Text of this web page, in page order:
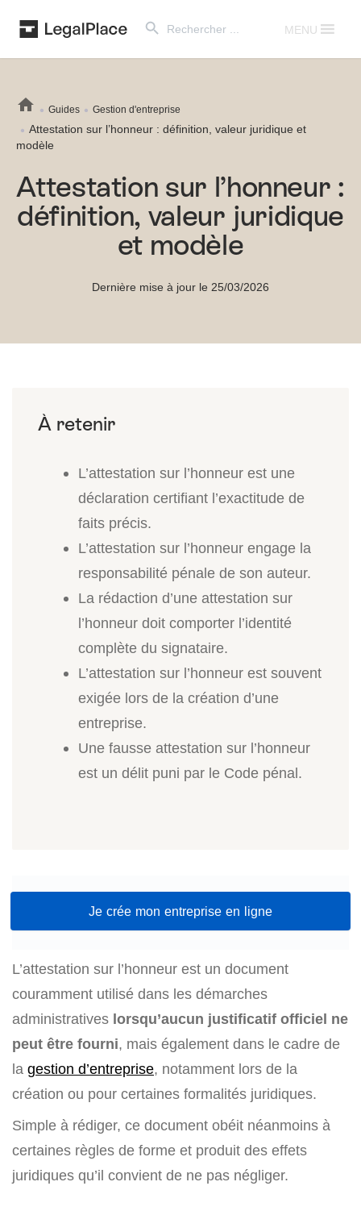
for:
MENU
Guides Gestion d'entreprise
Attestation sur l’honneur : définition, valeur juridique et
modèle
Attestation sur l’honneur :
définition, valeur juridique
et modèle
Dernière mise à jour le 25/03/2026
L’attestation sur l’honneur est une
déclaration certifiant l’exactitude de
faits précis.
L’attestation sur l’honneur engage la
responsabilité pénale de son auteur.
La rédaction d’une attestation sur
l’honneur doit comporter l’identité
complète du signataire.
L’attestation sur l’honneur est souvent
exigée lors de la création d’une
entreprise.
Une fausse attestation sur l’honneur
est un délit puni par le Code pénal.
Je crée mon entreprise en ligne
L’attestation sur l’honneur est un document
couramment utilisé dans les démarches
administratives lorsqu’aucun justificatif officiel ne
peut être fourni, mais également dans le cadre de
la gestion d’entreprise, notamment lors de la
création ou pour certaines formalités juridiques.
Simple à rédiger, ce document obéit néanmoins à
certaines règles de forme et produit des effets
juridiques qu’il convient de ne pas négliger.